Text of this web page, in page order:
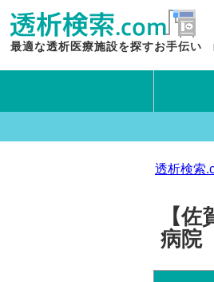
最適な透析医療施設を探すお手伝い
透析検索
【
病院